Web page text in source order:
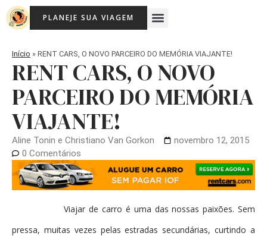
para
PLANEJE SUA VIAGEM Menu
Início » RENT CARS, O NOVO PARCEIRO DO MEMÓRIA VIAJANTE!
RENT CARS, O NOVO
PARCEIRO DO MEMÓRIA
VIAJANTE!
Aline Tonin e Christiano Van Gorkon
novembro 12, 2015
0 Comentários
Viajar de carro é uma das nossas paixões. Sem
pressa, muitas vezes pelas estradas secundárias, curtindo a